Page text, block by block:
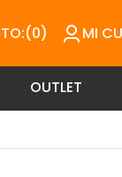
(0) MI
OUTLET